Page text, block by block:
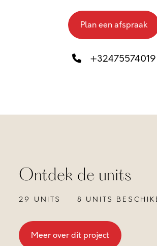
Plan een afspraak
+32475574019
Ontdek de units
29 UNITS 8 UNITS
Meer over dit project